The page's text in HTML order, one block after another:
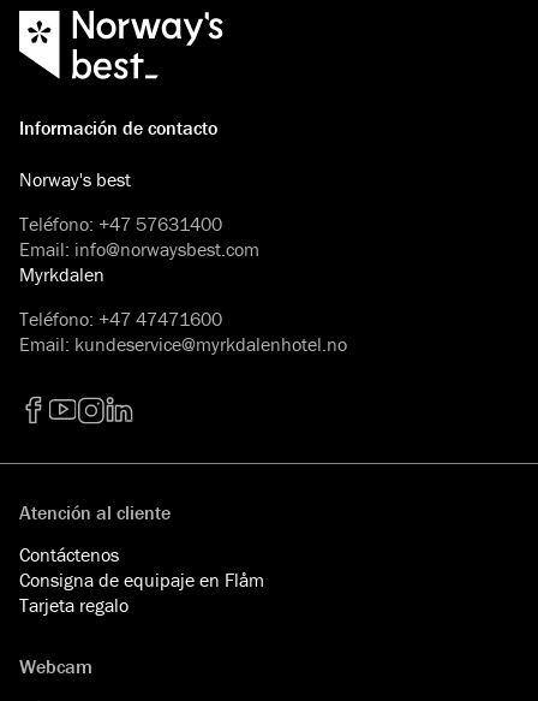
Información de contacto
Norway's best
Teléfono: +47 57631400
Email: info@norwaysbest.com
Myrkdalen
Teléfono: +47 47471600
Email: kundeservice@myrkdalenhotel.no
Atención al cliente
Contáctenos
Consigna de equipaje en Flåm
Tarjeta regalo
Webcam